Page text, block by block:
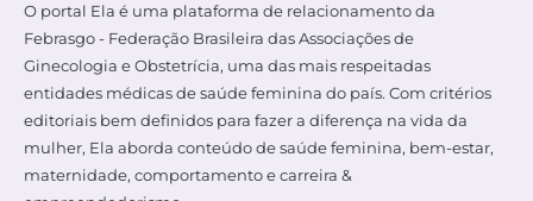
O portal Ela é uma plataforma de relacionamento da
Febrasgo - Federação Brasileira das Associações de
Ginecologia e Obstetrícia, uma das mais respeitadas
entidades médicas de saúde feminina do país. Com critérios
editoriais bem definidos para fazer a diferença na vida da
mulher, Ela aborda conteúdo de saúde feminina, bem-estar,
maternidade, comportamento e carreira &